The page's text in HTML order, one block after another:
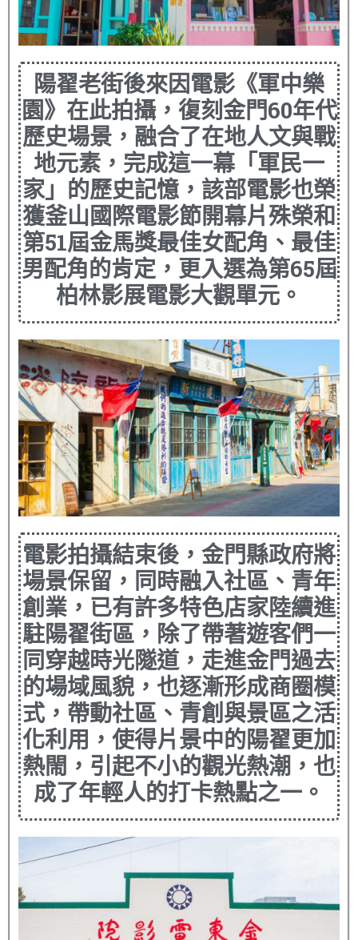
陽翟老街後來因電影《軍中樂
園》在此拍攝，復刻金門60年代
歷史場景，融合了在地人文與戰
地元素，完成這一幕「軍民一
家」的歷史記憶，該部電影也榮
獲釜山國際電影節開幕片殊榮和
第51屆金馬獎最佳女配角、最佳
男配角的肯定，更入選為第65屆
柏林影展電影大觀單元。
電影拍攝結束後，金門縣政府將
場景保留，同時融入社區、青年
創業，已有許多特色店家陸續進
駐陽翟街區，除了帶著遊客們一
同穿越時光隧道，走進金門過去
的場域風貌，也逐漸形成商圈模
式，帶動社區、青創與景區之活
化利用，使得片景中的陽翟更加
熱閙，引起不小的觀光熱潮，也
成了年輕人的打卡熱點之一。